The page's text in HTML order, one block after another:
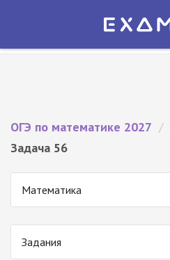
Экзамер — ЕГЭ 2027
ОГЭ по математике 2027 /
Задача 56
Математика
Задания